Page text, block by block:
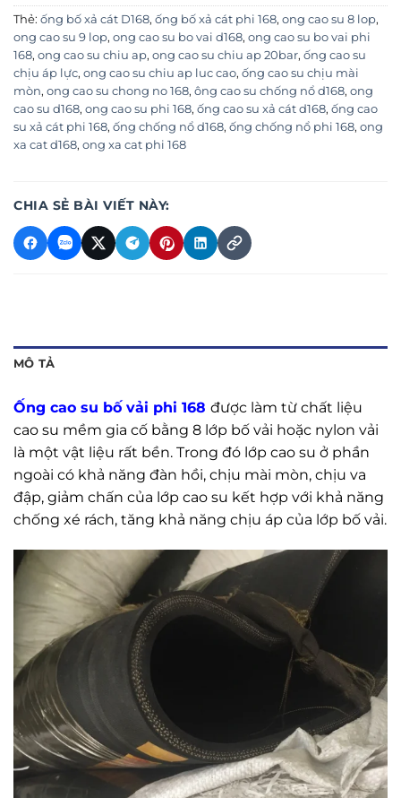
Thẻ: ống bố xả cát D168, ống bố xả cát phi 168, ong cao su 8 lop,
ong cao su 9 lop, ong cao su bo vai d168, ong cao su bo vai phi
168, ong cao su chiu ap, ong cao su chiu ap 20bar, ống cao su
chịu áp lực, ong cao su chiu ap luc cao, ống cao su chịu mài
mòn, ong cao su chong no 168, ông cao su chống nổ d168, ong
cao su d168, ong cao su phi 168, ống cao su xả cát d168, ống cao
su xả cát phi 168, ống chống nổ d168, ống chống nổ phi 168, ong
xa cat d168, ong xa cat phi 168
CHIA SẺ BÀI VIẾT NÀY:
MÔ TẢ
Ống cao su bố vải phi 168 được làm từ chất liệu
cao su mềm gia cố bằng 8 lớp bố vải hoặc nylon vải
là một vật liệu rất bền. Trong đó lớp cao su ở phần
ngoài có khả năng đàn hồi, chịu mài mòn, chịu va
đập, giảm chấn của lớp cao su kết hợp với khả năng
chống xé rách, tăng khả năng chịu áp của lớp bố vải.